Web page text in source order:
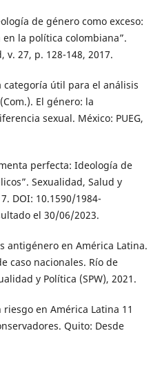
de género como exceso:
la política colombiana”.
v. 27, p. 128-148, 2017.
categoría útil para el análisis
El género: la
sexual. México: PUEG,
perfecta: Ideología de
Sexualidad, Salud y
DOI: 10.1590/1984-
el 30/06/2023.
antigénero en América Latina.
caso nacionales. Río de
y Política (SPW), 2021.
riesgo en América Latina 11
Quito: Desde